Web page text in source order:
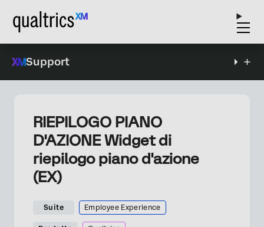
Support
RIEPILOGO PIANO
D'AZIONE Widget di
riepilogo piano d'azione
(EX)
Suite Employee Experience